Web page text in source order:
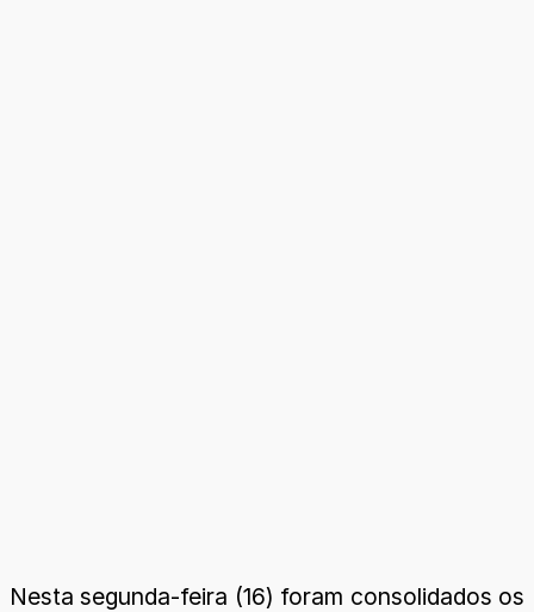
Nesta segunda-feira (16) foram consolidados os